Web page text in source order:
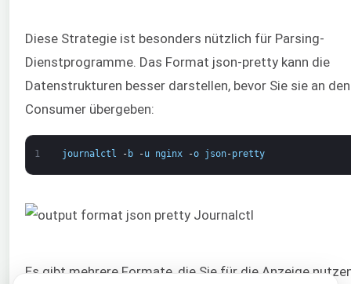
Diese Strategie ist besonders nützlich für Parsing-
Dienstprogramme. Das Format json-pretty kann die
Datenstrukturen besser darstellen, bevor Sie sie an
Consumer übergeben:
1 journalctl - b -u nginx -o json-pretty
Es gibt mehrere Formate, die Sie für die Anzeige